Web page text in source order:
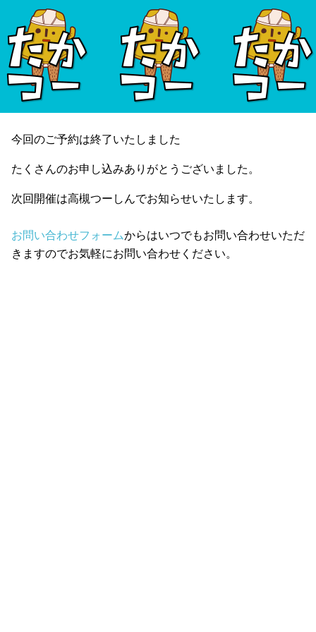
今回のご予約は終了いたしました
たくさんのお申し込みありがとうございました。
次回開催は高槻つーしんでお知らせいたします。
お問い合わせフォームからはいつでもお問い合わせいただ
きますのでお気軽にお問い合わせください。